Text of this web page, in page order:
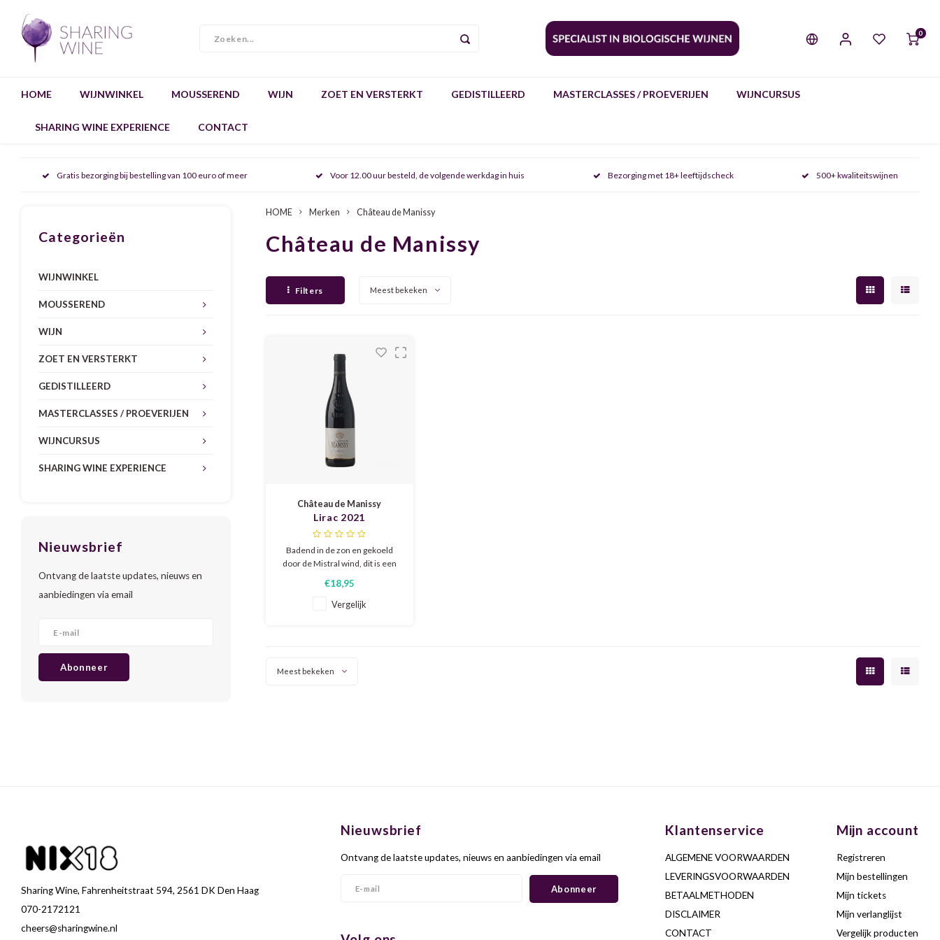
0
HOME WIJNWINKEL MOUSSEREND WIJN ZOET EN VERSTERKT GEDISTILLEERD MASTERCLASSES / PROEVERIJEN WIJNCURSUS
SHARING WINE EXPERIENCE CONTACT
Gratis bezorging bij bestelling van 100 euro of meer Voor 12.00 uur besteld, de volgende werkdag in huis Bezorging met 18+ leeftijdscheck 500+ kwaliteitswijnen
Categorieën
WIJNWINKEL
MOUSSEREND
WIJN
ZOET EN VERSTERKT
GEDISTILLEERD
MASTERCLASSES / PROEVERIJEN
WIJNCURSUS
SHARING WINE EXPERIENCE
Nieuwsbrief
Ontvang de laatste updates, nieuws en
aanbiedingen via email
Abonneer
HOME Merken Château de Manissy
Château de Manissy
Filters Meest bekeken
Château de Manissy
Lirac 2021
Badend in de zon en gekoeld
door de Mistral wind, dit is een
en balans. Het heeft intense
smaken van rood fruit
€18,95
Vergelijk
Meest bekeken
Sharing Wine, Fahrenheitstraat 594, 2561 DK Den Haag
070-2172121
cheers@sharingwine.nl
Nieuwsbrief
Ontvang de laatste updates, nieuws en aanbiedingen via email
Abonneer
Klantenservice
ALGEMENE VOORWAARDEN
LEVERINGSVOORWAARDEN
BETAALMETHODEN
DISCLAIMER
CONTACT
Mijn account
Registreren
Mijn bestellingen
Mijn tickets
Mijn verlanglijst
Vergelijk producten